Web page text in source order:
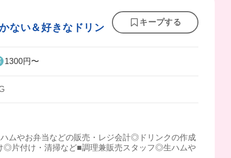
ない＆好きなドリン
キープする
1300円〜
ムやお弁当などの販売・レジ会計◎ドリンクの作成
片付け・清掃など■調理兼販売スタッフ◎生ハムや